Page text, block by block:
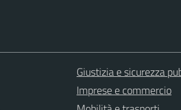
Giustizia e sicurezza
Imprese e commercio